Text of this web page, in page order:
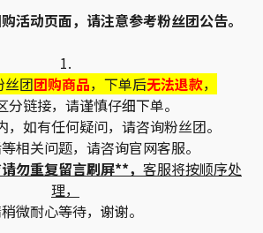
活动页面，请注意参考粉丝团公告。
1.
丝团团购商品，下单后无法退款，
分链接，请谨慎仔细下单。
，如有任何疑问，请咨询粉丝团。
相关问题，请咨询官网客服。
勿重复留言刷屏**， 客服将按顺序处
理，
微耐心等待，谢谢。